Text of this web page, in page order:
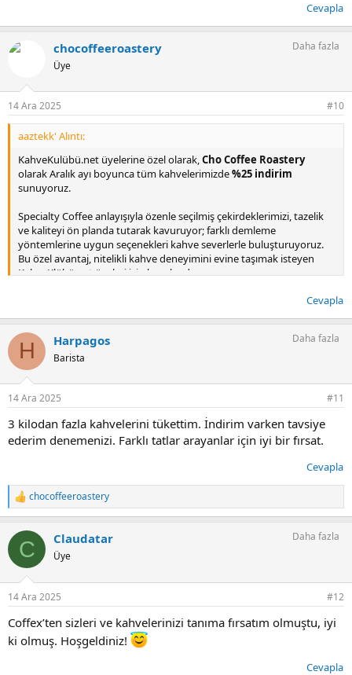
Cevapla
chocoffeeroastery
Üye
Daha fazla
14 Ara 2025 #10
aaztekk' Alıntı:
KahveKulübü.net üyelerine özel olarak,Cho Coffee Roastery
olarak Aralık ayı boyunca tüm kahvelerimizde%25 indirim
sunuyoruz.
Specialty Coffee anlayışıyla özenle seçilmiş çekirdeklerimizi, tazelik
ve kaliteyi ön planda tutarak kavuruyor; farklı demleme
yöntemlerine uygun seçenekleri kahve severlerle buluşturuyoruz.
Bu özel avantaj, nitelikli kahve deneyimini evine taşımak isteyen
KahveKlübü.net üyeleri için hazırlandı.
Geçerlilik:Aralık Ayı Boyunca Sepette %25 İndirim.
İndirim Kodu:
Web:https://chocoffeeroastery.com/tr/kahve
Keyifli demlemeler dileriz.
Cho Coffee Roastery
Cho Sen For Greatness
Cevapla
H Harpagos
Barista
Daha fazla
14 Ara 2025 #11
3 kilodan fazla kahvelerini tükettim. İndirim varken tavsiye
ederim denemenizi. Farklı tatlar arayanlar için iyi bir fırsat.
Cevapla
T
e
k
l
:
chocoffeeroastery
C Claudatar
Üye
Daha fazla
14 Ara 2025 #12
Coffex’ten sizleri ve kahvelerinizi tanıma fırsatım olmuştu, iyi
ki olmuş. Hoşgeldiniz!
Cevapla